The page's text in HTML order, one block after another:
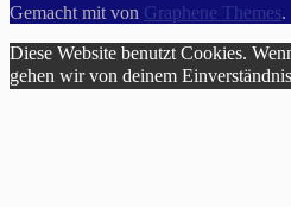
Gemacht mit von Graphene Themes.
Diese Website benutzt Cookies.
gehen wir von deinem